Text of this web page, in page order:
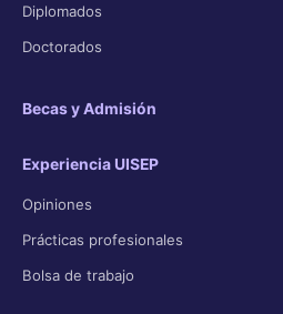
Diplomados
Doctorados
Becas y Admisión
Experiencia UISEP
Opiniones
Prácticas profesionales
Bolsa de trabajo